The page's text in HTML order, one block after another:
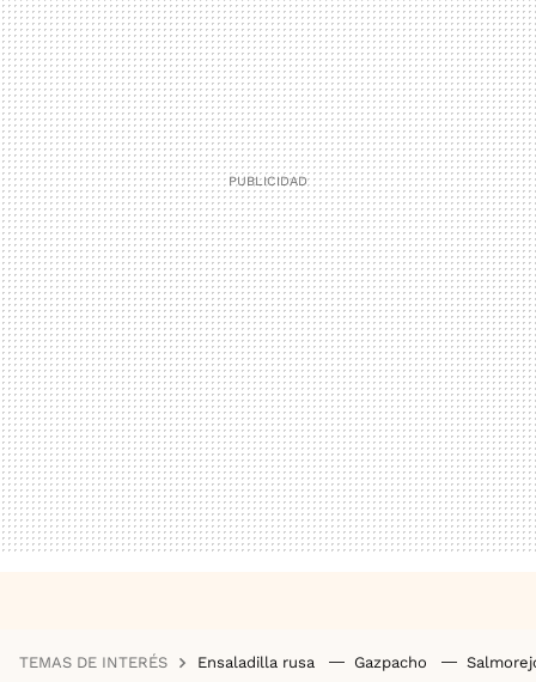
TEMAS DE INTERÉS Ensaladilla rusa Gazpacho